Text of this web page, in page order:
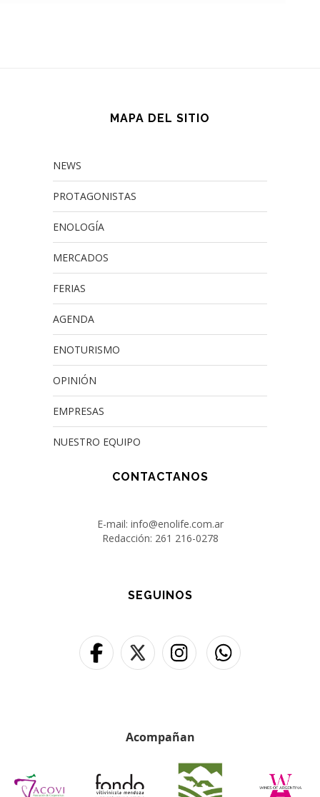
MAPA DEL SITIO
NEWS
PROTAGONISTAS
ENOLOGÍA
MERCADOS
FERIAS
AGENDA
ENOTURISMO
OPINIÓN
EMPRESAS
NUESTRO EQUIPO
CONTACTANOS
E-mail: info@enolife.com.ar
Redacción: 261 216-0278
SEGUINOS
Acompañan